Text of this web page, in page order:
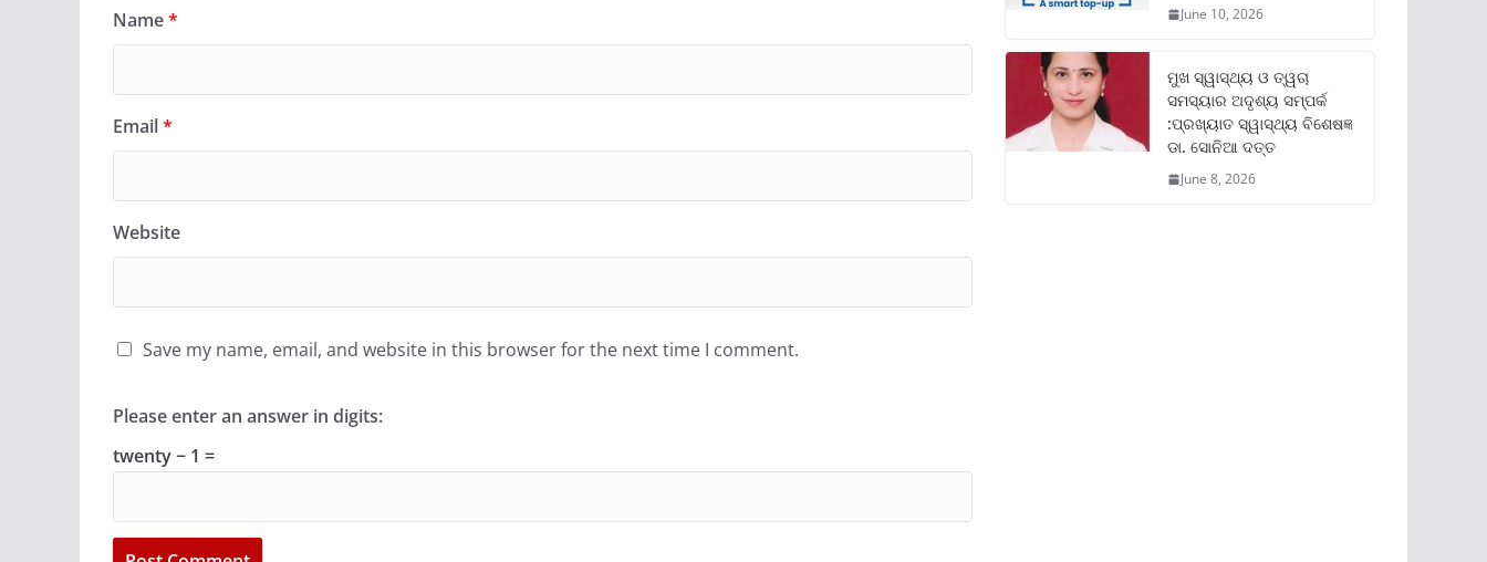
Name*
Email*
Website
Save my name, email, and website in this browser for the next time I comment.
Please enter an answer in digits:
twenty − 1 =
June 10, 2026
ମୁଖ ସ୍ୱାସ୍ଥ୍ୟ ଓ ତ୍ୱଚା
ସମସ୍ୟାର ଅଦୃଶ୍ୟ ସମ୍ପର୍କ
:ପ୍ରଖ୍ୟାତ ସ୍ୱାସ୍ଥ୍ୟ ବିଶେଷଜ୍ଞ
ଡା. ସୋନିଆ ଦତ୍ତ
June 8, 2026